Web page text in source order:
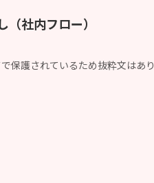
（社内フロー）
保護されているため抜粋文はあり